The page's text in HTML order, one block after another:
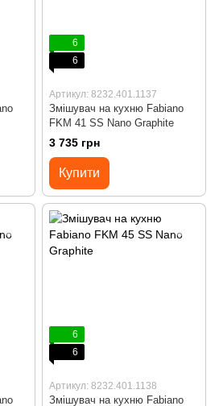
6
6
Артикул: 8232.401.1137
Змішувач на кухню Fabiano
FKM 41 SS Nano Graphite
3 735 грн
Купити
6
6
Артикул: 8232.401.1138
Змішувач на кухню Fabiano